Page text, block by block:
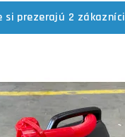
si prezerajú 2 zákazníci